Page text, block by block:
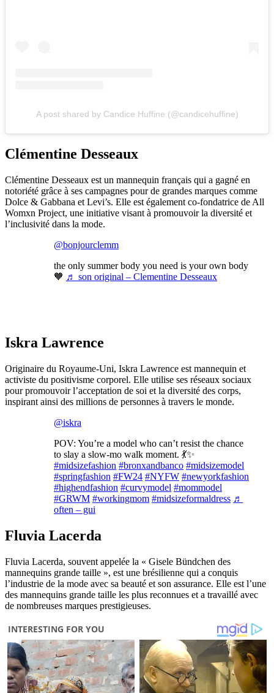
A post shared by Candice Huffine (@candicehuffine)
Clémentine Desseaux
Clémentine Desseaux est un mannequin français qui a gagné en
notoriété grâce à ses campagnes pour de grandes marques comme
Dolce & Gabbana et Levi’s. Elle est également co-fondatrice de All
Womxn Project, une initiative visant à promouvoir la diversité et
l’inclusivité dans la mode.
@bonjourclemm
the only summer body you need is your own body
🧡 ♬ son original – Clementine Desseaux
Iskra Lawrence
Originaire du Royaume-Uni, Iskra Lawrence est mannequin et
activiste du positivisme corporel. Elle utilise ses réseaux sociaux
pour promouvoir l’acceptation de soi et la diversité des corps,
inspirant ainsi des millions de personnes à travers le monde.
@iskra
POV: You’re a model who can’t resist the chance
to slay a slow-mo walk moment. 💃✨
#midsizefashion #bronxandbanco #midsizemodel
#springfashion #FW24 #NYFW #newyorkfashion
#highendfashion #curvymodel #mommodel
#GRWM #workingmom #midsizeformaldress ♬
often – gui
Fluvia Lacerda
Fluvia Lacerda, souvent appelée la « Gisele Bündchen des
mannequins grande taille », est une brésilienne qui a conquis
l’industrie de la mode avec sa beauté et son assurance. Elle est l’une
des mannequins grande taille les plus reconnues et a travaillé avec
de nombreuses marques prestigieuses.